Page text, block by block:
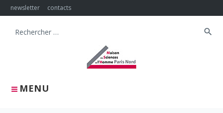
Skip
to
newsletter contacts
MENU
Search
search